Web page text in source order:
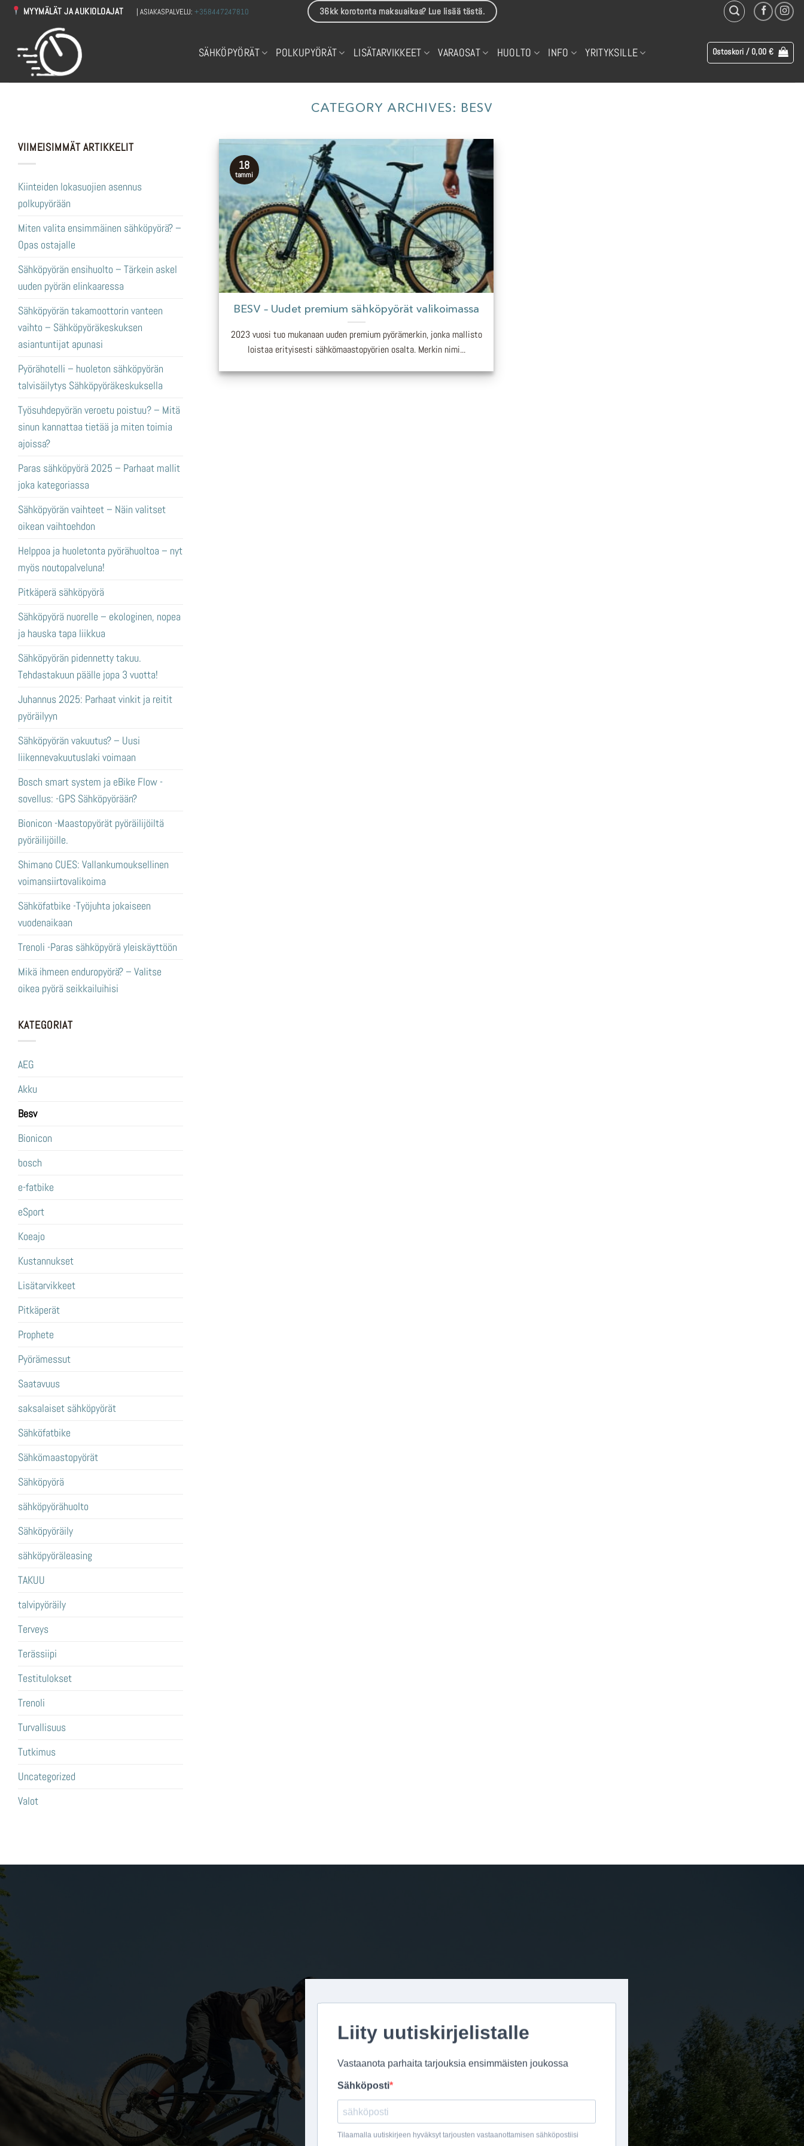
Skip
MYYMÄLÄT JA AUKIOLOAJAT | ASIAKASPALVELU:+358447247810 36kk korotonta maksuaikaa? Lue lisää tästä.
SÄHKÖPYÖRÄT POLKUPYÖRÄT LISÄTARVIKKEET VARAOSAT HUOLTO INFO YRITYKSILLE Ostoskori / 0,00 €
CATEGORY ARCHIVES: BESV
VIIMEISIMMÄT ARTIKKELIT
Kiinteiden lokasuojien asennus
polkupyörään
Miten valita ensimmäinen sähköpyörä? –
Opas ostajalle
Sähköpyörän ensihuolto – Tärkein askel
uuden pyörän elinkaaressa
Sähköpyörän takamoottorin vanteen
vaihto – Sähköpyöräkeskuksen
asiantuntijat apunasi
Pyörähotelli – huoleton sähköpyörän
talvisäilytys Sähköpyöräkeskuksella
Työsuhdepyörän veroetu poistuu? – Mitä
sinun kannattaa tietää ja miten toimia
ajoissa?
Paras sähköpyörä 2025 – Parhaat mallit
joka kategoriassa
Sähköpyörän vaihteet – Näin valitset
oikean vaihtoehdon
Helppoa ja huoletonta pyörähuoltoa – nyt
myös noutopalveluna!
Pitkäperä sähköpyörä
Sähköpyörä nuorelle – ekologinen, nopea
ja hauska tapa liikkua
Sähköpyörän pidennetty takuu.
Tehdastakuun päälle jopa 3 vuotta!
Juhannus 2025: Parhaat vinkit ja reitit
pyöräilyyn
Sähköpyörän vakuutus? – Uusi
liikennevakuutuslaki voimaan
Bosch smart system ja eBike Flow -
sovellus: -GPS Sähköpyörään?
Bionicon -Maastopyörät pyöräilijöiltä
pyöräilijöille.
Shimano CUES: Vallankumouksellinen
voimansiirtovalikoima
Sähköfatbike -Työjuhta jokaiseen
vuodenaikaan
Trenoli -Paras sähköpyörä yleiskäyttöön
Mikä ihmeen enduropyörä? – Valitse
oikea pyörä seikkailuihisi
KATEGORIAT
AEG
Akku
Besv
Bionicon
bosch
e-fatbike
eSport
Koeajo
Kustannukset
Lisätarvikkeet
Pitkäperät
Prophete
Pyörämessut
Saatavuus
saksalaiset sähköpyörät
Sähköfatbike
Sähkömaastopyörät
Sähköpyörä
sähköpyörähuolto
Sähköpyöräily
sähköpyöräleasing
TAKUU
talvipyöräily
Terveys
Terässiipi
Testitulokset
Trenoli
Turvallisuus
Tutkimus
Uncategorized
Valot
BESV – Uudet premium sähköpyörät valikoimassa
2023 vuosi tuo mukanaan uuden premium pyörämerkin, jonka mallisto
loistaa erityisesti sähkömaastopyörien osalta. Merkin nimi...
18
tammi